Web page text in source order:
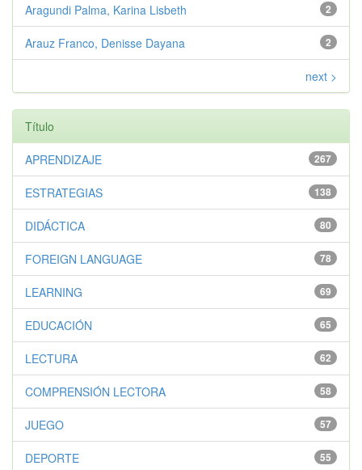
2
Aragundi Palma, Karina Lisbeth
2
Arauz Franco, Denisse Dayana
next >
Título
267
APRENDIZAJE
138
ESTRATEGIAS
80
DIDÁCTICA
78
FOREIGN LANGUAGE
69
LEARNING
65
EDUCACIÓN
62
LECTURA
58
COMPRENSIÓN LECTORA
57
JUEGO
55
DEPORTE